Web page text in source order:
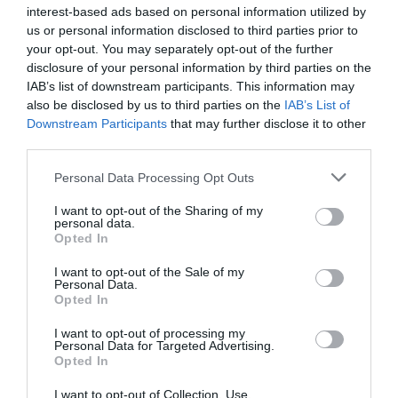
interest-based ads based on personal information utilized by
us or personal information disclosed to third parties prior to
your opt-out. You may separately opt-out of the further
disclosure of your personal information by third parties on the
IAB’s list of downstream participants. This information may
also be disclosed by us to third parties on the IAB’s List of
Downstream Participants that may further disclose it to other
Personal Data Processing Opt Outs
I want to opt-out of the Sharing of my
personal data.
Opted In
I want to opt-out of the Sale of my
Personal Data.
Opted In
I want to opt-out of processing my
Personal Data for Targeted Advertising.
Opted In
I want to opt-out of Collection, Use,
Sacar los colores
Hoy, sin embargo, la música culta no puede ignorar a la
música popular pues los compositores clásicos han
Bartók, se habían interesado por el folclore de sus
países, pero es ahora cuando muchos comprenden que
ningún prejuicio y ninguna barrera pueden ser
infranqueables para impedir que tras ella brote el
ingenio personal del artista.
pensó en Arnold Schönberg para que compusiera la
banda sonora de la película
La buena tierra